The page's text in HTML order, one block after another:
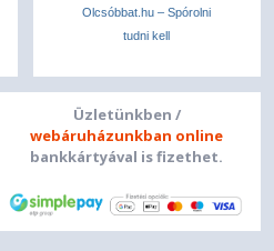
Olcsóbbat.hu – Spórolni
tudni kell
Üzletünkben /
webáruházunkban online
bankkártyával is fizethet.